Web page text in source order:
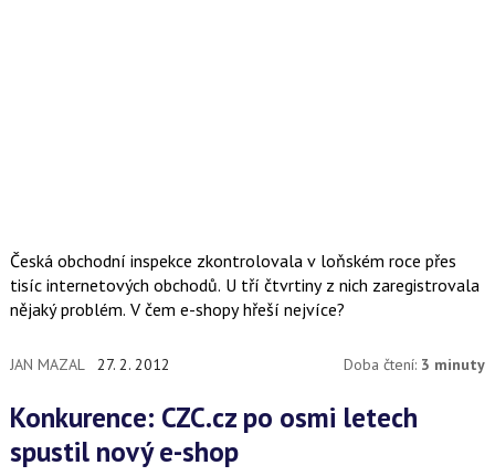
Česká obchodní inspekce zkontrolovala v loňském roce přes
tisíc internetových obchodů. U tří čtvrtiny z nich zaregistrovala
nějaký problém. V čem e-shopy hřeší nejvíce?
JAN MAZAL 27. 2. 2012 Doba čtení: 3 minuty
Konkurence: CZC.cz po osmi letech
spustil nový e-shop